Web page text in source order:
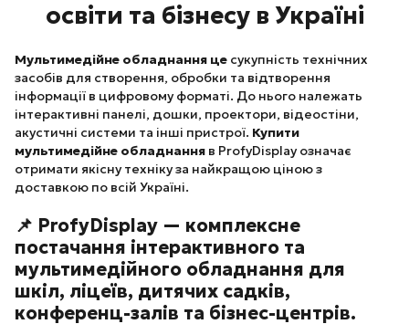
освіти та бізнесу в Україні
Мультимедійне обладнання це сукупність технічних
засобів для створення, обробки та відтворення
інформації в цифровому форматі. До нього належать
інтерактивні панелі, дошки, проектори, відеостіни,
акустичні системи та інші пристрої. Купити
мультимедійне обладнання в ProfyDisplay означає
отримати якісну техніку за найкращою ціною з
доставкою по всій Україні.
📌 ProfyDisplay — комплексне
постачання інтерактивного та
мультимедійного обладнання для
шкіл, ліцеїв, дитячих садків,
конференц-залів та бізнес-центрів.